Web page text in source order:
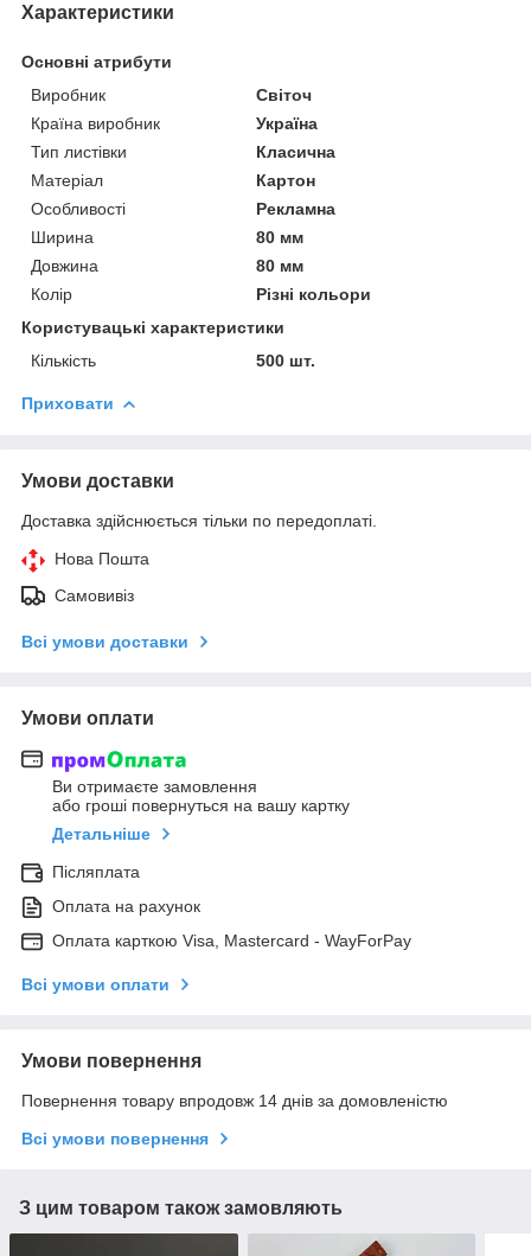
Характеристики
Основні атрибути
Виробник
Світоч
Країна виробник
Україна
Тип листівки
Класична
Матеріал
Картон
Особливості
Рекламна
Ширина
80 мм
Довжина
80 мм
Колір
Різні кольори
Користувацькі характеристики
Кількість
500 шт.
Приховати
Умови доставки
Доставка здійснюється тільки по передоплаті.
Нова Пошта
Самовивіз
Всі умови доставки
Умови оплати
Ви отримаєте замовлення
або гроші повернуться на вашу картку
Детальніше
Післяплата
Оплата на рахунок
Оплата карткою Visa, Mastercard - WayForPay
Всі умови оплати
Умови повернення
Повернення товару впродовж 14 днів за домовленістю
Всі умови повернення
З цим товаром також замовляють